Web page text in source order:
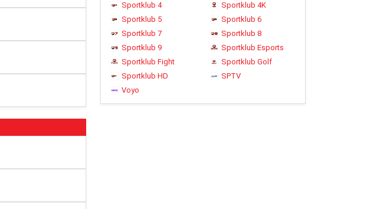
Sportklub 4
Sportklub 4K
Sportklub 5
Sportklub 6
Sportklub 7
Sportklub 8
Sportklub 9
Sportklub Esports
Sportklub Fight
Sportklub Golf
Sportklub HD
SPTV
Voyo